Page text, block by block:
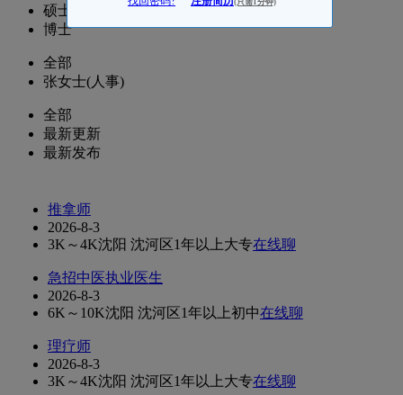
硕士
博士
全部
张女士(人事)
全部
最新更新
最新发布
推拿师
2026-8-3
3K～4K沈阳 沈河区1年以上大专在线聊
急招中医执业医生
2026-8-3
6K～10K沈阳 沈河区1年以上初中在线聊
理疗师
2026-8-3
3K～4K沈阳 沈河区1年以上大专在线聊